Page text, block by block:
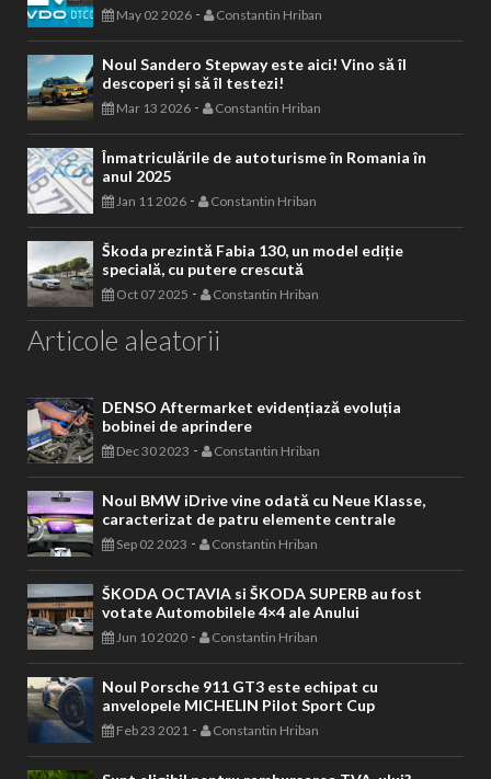
May 02 2026 - Constantin Hriban
Noul Sandero Stepway este aici! Vino să îl
descoperi și să îl testezi!
Mar 13 2026 - Constantin Hriban
Înmatriculările de autoturisme în Romania în
anul 2025
Jan 11 2026 - Constantin Hriban
Škoda prezintă Fabia 130, un model ediție
specială, cu putere crescută
Oct 07 2025 - Constantin Hriban
Articole aleatorii
DENSO Aftermarket evidențiază evoluția
bobinei de aprindere
Dec 30 2023 - Constantin Hriban
Noul BMW iDrive vine odată cu Neue Klasse,
caracterizat de patru elemente centrale
Sep 02 2023 - Constantin Hriban
ŠKODA OCTAVIA si ŠKODA SUPERB au fost
votate Automobilele 4×4 ale Anului
Jun 10 2020 - Constantin Hriban
Noul Porsche 911 GT3 este echipat cu
anvelopele MICHELIN Pilot Sport Cup
Feb 23 2021 - Constantin Hriban